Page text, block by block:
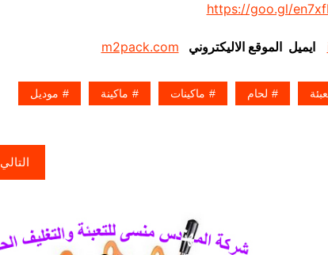
https://goo.gl/
ايميل الموقع الاليكتروني m2pack.com
لحام ماكينات ماكينة موديل
التالي